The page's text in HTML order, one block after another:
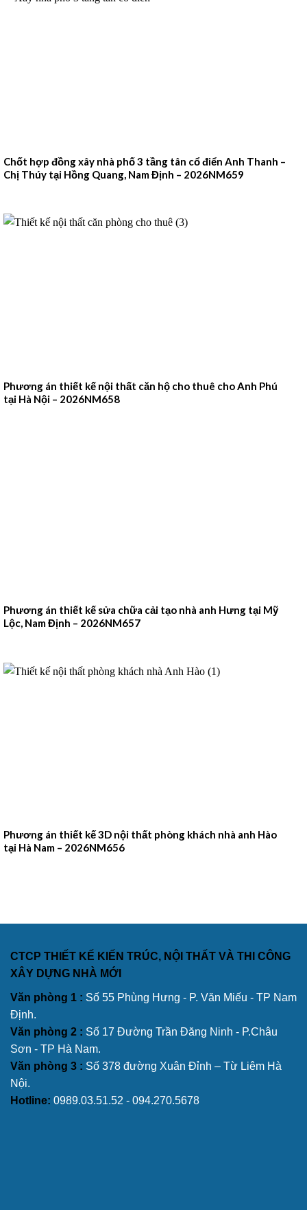
Chốt hợp đồng xây nhà phố 3 tầng tân cổ điển Anh Thanh –
Chị Thúy tại Hồng Quang, Nam Định – 2026NM659
Phương án thiết kế nội thất căn hộ cho thuê cho Anh Phú
tại Hà Nội – 2026NM658
Phương án thiết kế sửa chữa cải tạo nhà anh Hưng tại Mỹ
Lộc, Nam Định – 2026NM657
Phương án thiết kế 3D nội thất phòng khách nhà anh Hào
tại Hà Nam – 2026NM656
CTCP THIẾT KẾ KIẾN TRÚC, NỘI THẤT VÀ THI CÔNG
XÂY DỰNG NHÀ MỚI
Văn phòng 1 : Số 55 Phùng Hưng - P. Văn Miếu - TP Nam
Định.
Văn phòng 2 : Số 17 Đường Trần Đăng Ninh - P.Châu
Sơn - TP Hà Nam.
Văn phòng 3 : Số 378 đường Xuân Đỉnh – Từ Liêm Hà
Nội.
Hotline: 0989.03.51.52 - 094.270.5678